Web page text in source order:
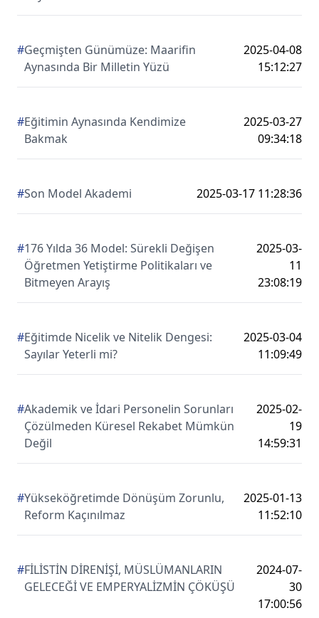
#Geçmişten Günümüze: Maarifin
Aynasında Bir Milletin Yüzü
2025-04-08
15:12:27
#Eğitimin Aynasında Kendimize
Bakmak
2025-03-27
09:34:18
#Son Model Akademi 2025-03-17 11:28:36
#176 Yılda 36 Model: Sürekli Değişen
Öğretmen Yetiştirme Politikaları ve
Bitmeyen Arayış
2025-03-
11
23:08:19
#Eğitimde Nicelik ve Nitelik Dengesi:
Sayılar Yeterli mi?
2025-03-04
11:09:49
#Akademik ve İdari Personelin Sorunları
Çözülmeden Küresel Rekabet Mümkün
Değil
2025-02-
19
14:59:31
#Yükseköğretimde Dönüşüm Zorunlu,
Reform Kaçınılmaz
2025-01-13
11:52:10
#FİLİSTİN DİRENİŞİ, MÜSLÜMANLARIN
GELECEĞİ VE EMPERYALİZMİN ÇÖKÜŞÜ
2024-07-
30
17:00:56